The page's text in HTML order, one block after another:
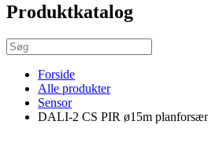
Produktkatalog
Forside
Alle produkter
Sensor
DALI-2 CS PIR ø15m